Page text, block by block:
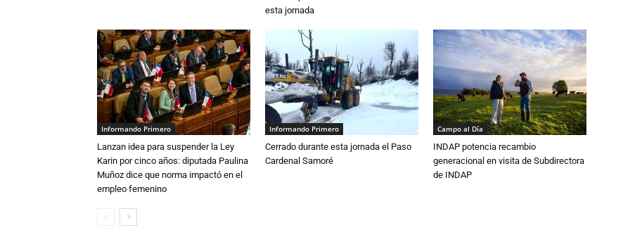
esta jornada
Informando Primero
Lanzan idea para suspender la Ley
Karin por cinco años: diputada Paulina
Muñoz dice que norma impactó en el
empleo femenino
Informando Primero
Cerrado durante esta jornada el Paso
Cardenal Samoré
Campo al Día
INDAP potencia recambio
generacional en visita de Subdirectora
de INDAP